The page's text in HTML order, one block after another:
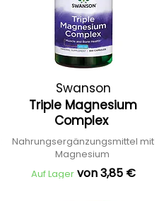
Swanson
Triple Magnesium
Complex
Nahrungsergänzungsmittel mit
Magnesium
Auf Lager von 3,85 €